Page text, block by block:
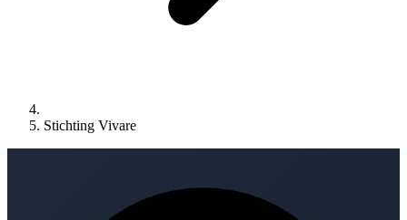
Stichting Vivare